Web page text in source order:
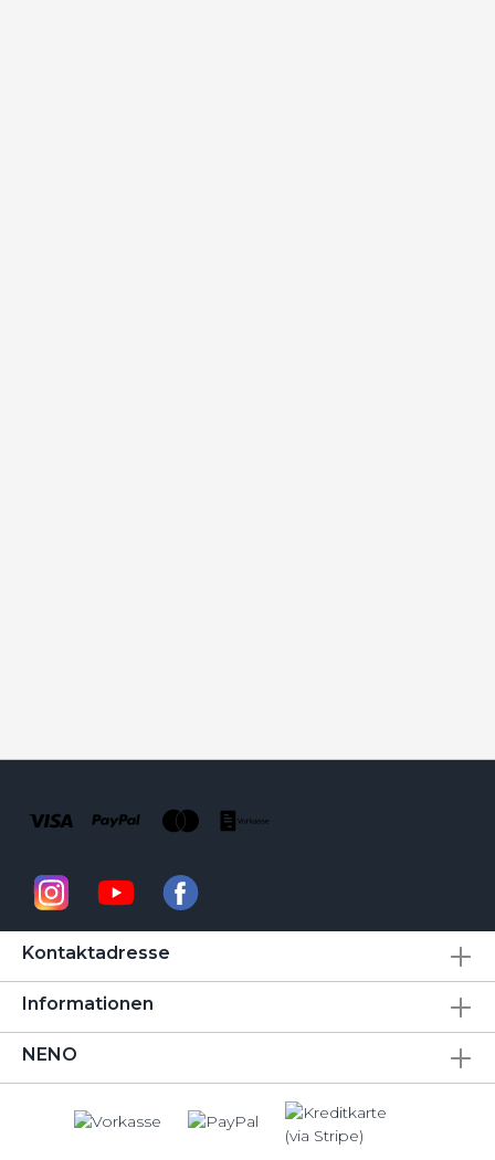
Kontaktadresse
Informationen
NENO